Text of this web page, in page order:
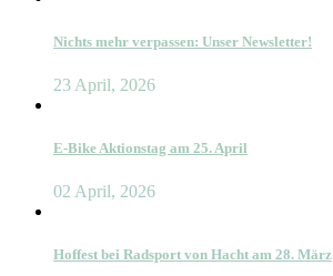
Nichts mehr verpassen: Unser Newsletter!
23 April, 2026
E-Bike Aktionstag am 25. April
02 April, 2026
Hoffest bei Radsport von Hacht am 28. März